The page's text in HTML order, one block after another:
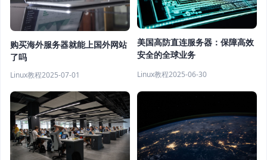
购买海外服务器就能上国外网站
了吗
Linux教程2025-07-01
美国高防直连服务器：保障高效
安全的全球业务
Linux教程2025-06-30